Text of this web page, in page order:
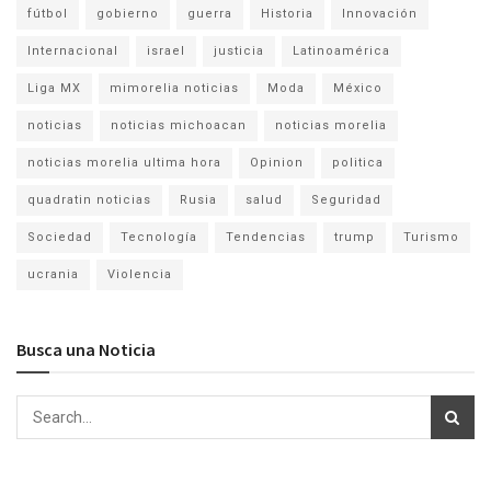
fútbol gobierno guerra Historia Innovación
Internacional israel justicia Latinoamérica
Liga MX mimorelia noticias Moda México
noticias noticias michoacan noticias morelia
noticias morelia ultima hora Opinion politica
quadratin noticias Rusia salud Seguridad
Sociedad Tecnología Tendencias trump Turismo
ucrania Violencia
Busca una Noticia